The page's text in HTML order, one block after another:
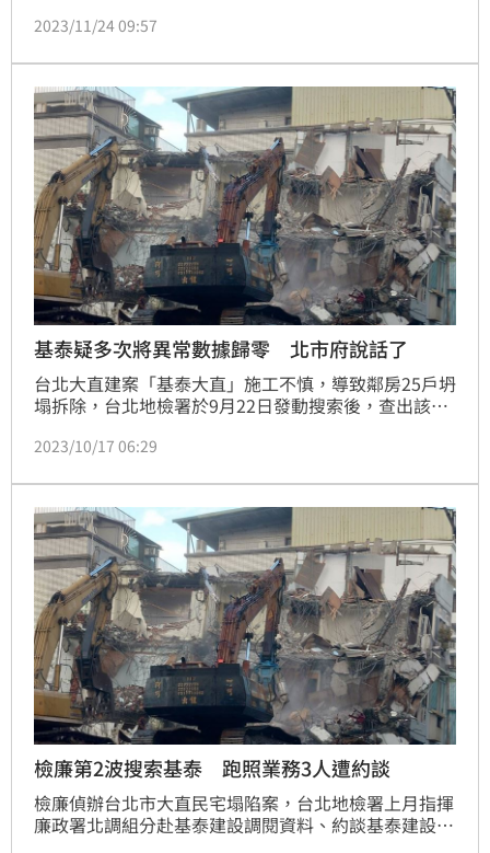
立總統參選人郭台銘昨晚約在君悅飯店「2538」進行
「讓我3%」類似，更有人發現與日前釀大直民宅倒塌
的基泰建設（2538）的股票代號相同。（記者：王翊
綺）
2023/11/24 09:57
基泰疑多次將異常數據歸零 北市府說話了
台北大直建案「基泰大直」施工不慎，導致鄰房25戶坍
塌拆除，台北地檢署於9月22日發動搜索後，查出該建
據」！對此，台北市政府發言人殷瑋表示，如屬實，市
2023/10/17 06:29
檢廉第2波搜索基泰 跑照業務3人遭約談
檢廉偵辦台北市大直民宅塌陷案，台北地檢署上月指揮
廉政署北調組分赴基泰建設調閱資料、約談基泰建設副